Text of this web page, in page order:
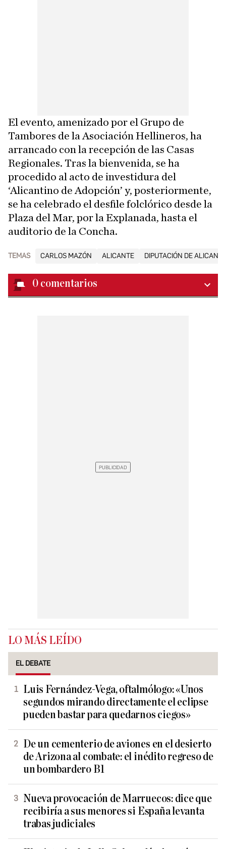
El evento, amenizado por el Grupo de
Tambores de la Asociación Hellineros, ha
arrancado con la recepción de las Casas
Regionales. Tras la bienvenida, se ha
procedido al acto de investidura del
‘Alicantino de Adopción’ y, posteriormente,
se ha celebrado el desfile folclórico desde la
Plaza del Mar, por la Explanada, hasta el
auditorio de la Concha.
TEMAS CARLOS MAZÓN ALICANTE DIPUTACIÓN DE ALICANTE
0 comentarios
LO MÁS LEÍDO
EL DEBATE
Luis Fernández-Vega, oftalmólogo: «Unos
segundos mirando directamente el eclipse
pueden bastar para quedarnos ciegos»
De un cementerio de aviones en el desierto
de Arizona al combate: el inédito regreso de
un bombardero B1
Nueva provocación de Marruecos: dice que
recibiría a sus menores si España levanta
trabas judiciales